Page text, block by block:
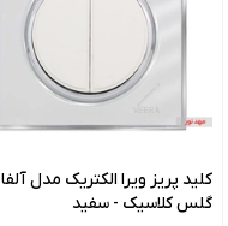
کلید پریز ویرا الکتریک مدل آلفا
گلس کلاسیک - سفید